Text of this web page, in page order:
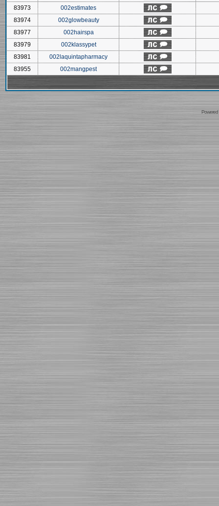
83973
002estimates
83974
002glowbeauty
83977
002hairspa
83979
002klassypet
83981
002laquintapharmacy
83955
002mangpest